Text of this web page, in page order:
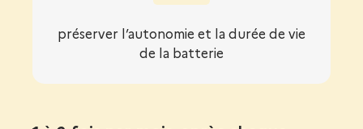
préserver l’autonomie et la durée de vie
de la batterie